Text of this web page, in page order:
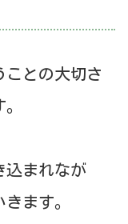
ことの大切さ
込まれなが
ます。